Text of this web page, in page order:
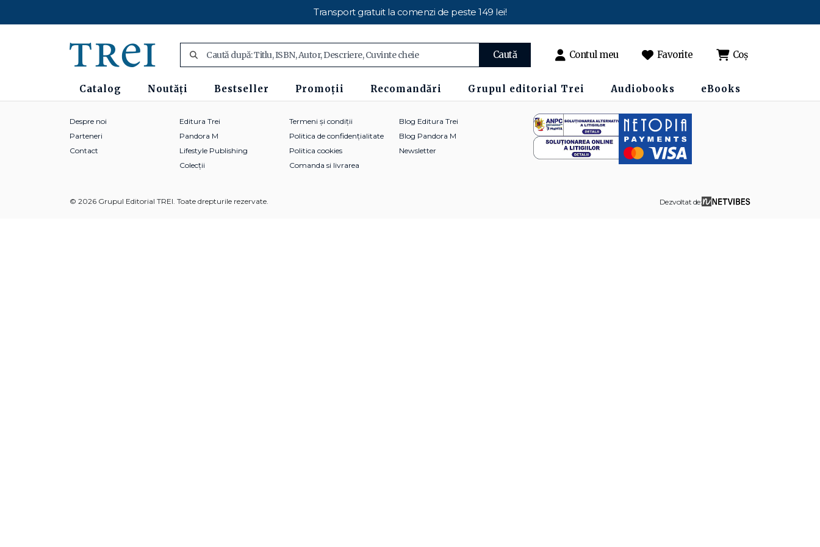
Transport gratuit la comenzi de peste 149 lei!
Caută Contul meu Favorite Coș
Catalog Noutăți Bestseller Promoții Recomandări Grupul editorial Trei Audiobooks eBooks
Despre noi
Parteneri
Contact
Editura Trei
Pandora M
Lifestyle Publishing
Colecții
Termeni și condiții
Politica de confidențialitate
Politica cookies
Comanda si livrarea
Blog Editura Trei
Blog Pandora M
Newsletter
© 2026 Grupul Editorial TREI. Toate drepturile rezervate. Dezvoltat de: